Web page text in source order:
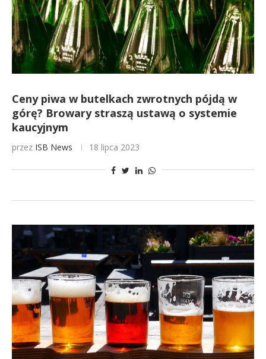
Ceny piwa w butelkach zwrotnych pójdą w
górę? Browary straszą ustawą o systemie
kaucyjnym
przez ISB News 18 lipca 2023